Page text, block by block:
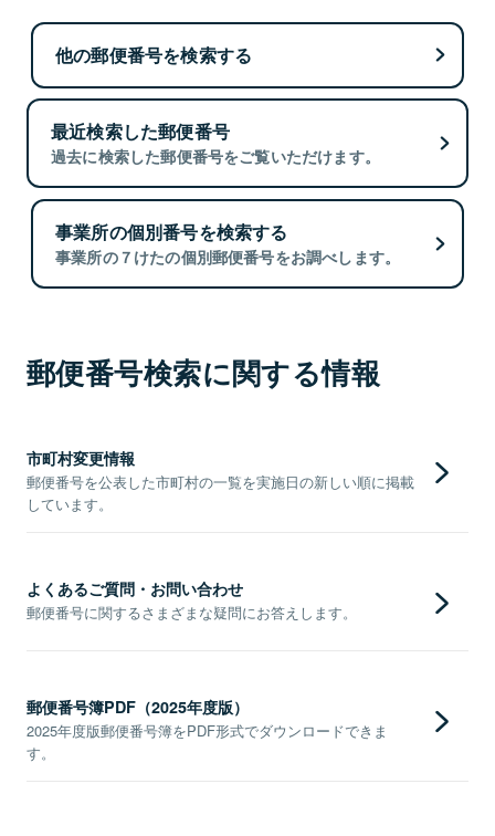
他の郵便番号を検索する
最近検索した郵便番号
過去に検索した郵便番号をご覧いただけます。
事業所の個別番号を検索する
事業所の７けたの個別郵便番号をお調べします。
郵便番号検索に関する情報
市町村変更情報
郵便番号を公表した市町村の一覧を実施日の新しい順に掲載
しています。
よくあるご質問・お問い合わせ
郵便番号に関するさまざまな疑問にお答えします。
郵便番号簿PDF（2025年度版）
2025年度版郵便番号簿をPDF形式でダウンロードできま
す。